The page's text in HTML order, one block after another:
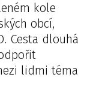
kole
obcí,
Cesta dlouhá
lidmi téma